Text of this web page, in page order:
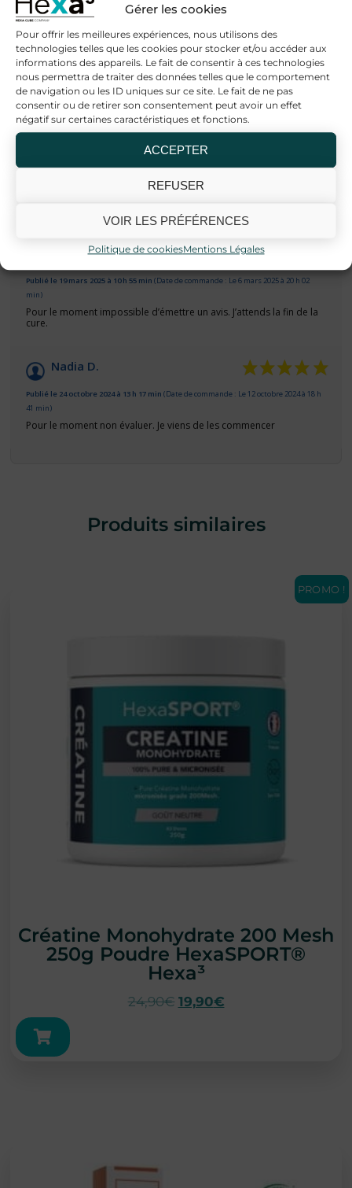
Gérer les cookies
Pour offrir les meilleures expériences, nous utilisons des
technologies telles que les cookies pour stocker et/ou accéder aux
informations des appareils. Le fait de consentir à ces technologies
nous permettra de traiter des données telles que le comportement
de navigation ou les ID uniques sur ce site. Le fait de ne pas
consentir ou de retirer son consentement peut avoir un effet
négatif sur certaines caractéristiques et fonctions.
ACCEPTER
REFUSER
VOIR LES PRÉFÉRENCES
Politique de cookiesMentions Légales
10/10
Basé sur 4 avis
THIERRY C.
Publié le 20 mars 2026 à 15 h 10 min (Date de commande : Le 6 mars 2026 à 14 h 04
min)
🤩
Marie-Paule B.
Publié le 19 mars 2025 à 10 h 55 min(Date de commande : Le 6 mars 2025 à 20 h 02
min)
Pour le moment impossible d’émettre un avis. J’attends la fin de la
cure.
Nadia D.
Publié le 24 octobre 2024 à 13 h 17 min(Date de commande : Le 12 octobre 2024 à 18 h
41 min)
Pour le moment non évaluer. Je viens de les commencer
Produits similaires
PROMO !
Créatine Monohydrate 200 Mesh
250g Poudre HexaSPORT®
Hexa³
24,90€ 19,90€